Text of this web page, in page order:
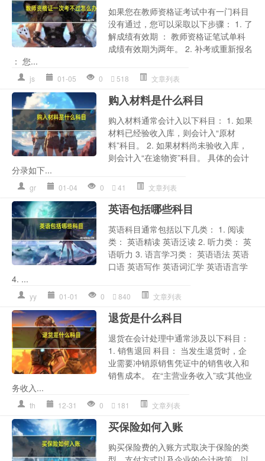
如果您在教师资格证考试中有一门科目
没有通过，您可以采取以下步骤： 1. 了
解成绩有效期 ： 教师资格证笔试单科
成绩有效期为两年。 2. 补考或重新报名
： 您...
js 01-05 0 518 文章列表
购入材料是什么科目
购入材料通常会计入以下科目： 1. 如果
材料已经验收入库，则会计入“原材
料”科目。 2. 如果材料尚未验收入库，
则会计入“在途物资”科目。 具体的会计
分录如下...
gr 01-04 0 41 文章列表
英语包括哪些科目
英语科目通常包括以下几类： 1. 阅读
类： 英语精读 英语泛读 2. 听力类： 英
语听力 3. 语言学习类： 英语语法 英语
口语 英语写作 英语词汇学 英语语言学
4. ...
yy 01-01 0 840 文章列表
退货是什么科目
退货在会计处理中通常涉及以下科目：
1. 销售退回 科目： 当发生退货时，企
业需要冲销原销售凭证中的销售收入和
销售成本。 在“主营业务收入”或“其他业
务收入...
th 12-31 0 181 文章列表
买保险如何入账
购买保险费的入账方式取决于保险的类